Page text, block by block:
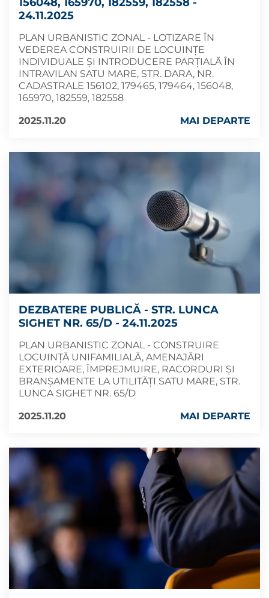
24.11.2025
PLAN URBANISTIC ZONAL - LOTIZARE ÎN
VEDEREA CONSTRUIRII DE LOCUINȚE
INDIVIDUALE ȘI INTRODUCERE PARȚIALĂ ÎN
INTRAVILAN SATU MARE, STR. DARA, NR.
CADASTRALE 156102, 179465, 179464, 156048,
165970, 182559, 182558
2025.11.20
MAI DEPARTE
DEZBATERE PUBLICĂ - STR. LUNCA
SIGHET NR. 65/D - 24.11.2025
PLAN URBANISTIC ZONAL - CONSTRUIRE
LOCUINȚĂ UNIFAMILIALĂ, AMENAJĂRI
EXTERIOARE, ÎMPREJMUIRE, RACORDURI ȘI
BRANȘAMENTE LA UTILITĂȚI SATU MARE, STR.
LUNCA SIGHET NR. 65/D
2025.11.20
MAI DEPARTE